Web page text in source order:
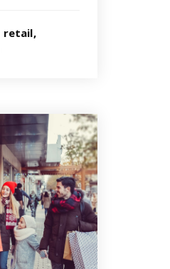
retail